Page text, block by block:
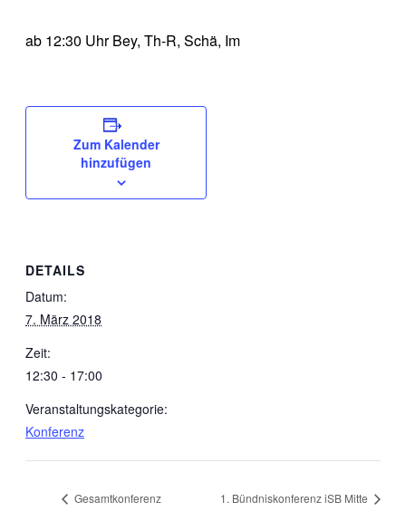
ab 12:30 Uhr Bey, Th-R, Schä, Im
Zum Kalender
hinzufügen
DETAILS
Datum:
7. März 2018
Zeit:
12:30 - 17:00
Veranstaltungskategorie:
Konferenz
Gesamtkonferenz 1. Bündniskonferenz iSB Mitte